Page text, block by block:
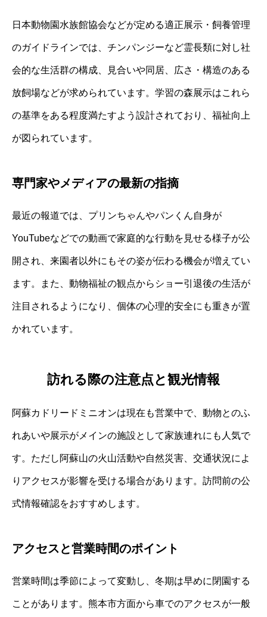
日本動物園水族館協会などが定める適正展示・飼養管理
のガイドラインでは、チンパンジーなど霊長類に対し社
会的な生活群の構成、見合いや同居、広さ・構造のある
放飼場などが求められています。学習の森展示はこれら
の基準をある程度満たすよう設計されており、福祉向上
が図られています。
専門家やメディアの最新の指摘
最近の報道では、プリンちゃんやパンくん自身が
YouTubeなどでの動画で家庭的な行動を見せる様子が公
開され、来園者以外にもその姿が伝わる機会が増えてい
ます。また、動物福祉の観点からショー引退後の生活が
注目されるようになり、個体の心理的安全にも重きが置
かれています。
訪れる際の注意点と観光情報
阿蘇カドリードミニオンは現在も営業中で、動物とのふ
れあいや展示がメインの施設として家族連れにも人気で
す。ただし阿蘇山の火山活動や自然災害、交通状況によ
りアクセスが影響を受ける場合があります。訪問前の公
式情報確認をおすすめします。
アクセスと営業時間のポイント
営業時間は季節によって変動し、冬期は早めに閉園する
ことがあります。熊本市方面から車でのアクセスが一般